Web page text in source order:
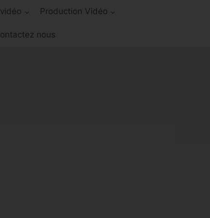
Production Vidéo
nous